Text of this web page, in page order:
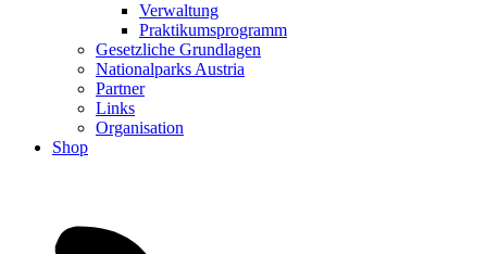
Verwaltung
Praktikumsprogramm
Gesetzliche Grundlagen
Nationalparks Austria
Partner
Links
Organisation
Shop